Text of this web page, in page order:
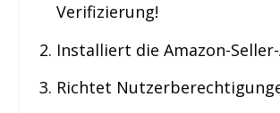
Verifizierung!
Installiert die Amazon-
Richtet